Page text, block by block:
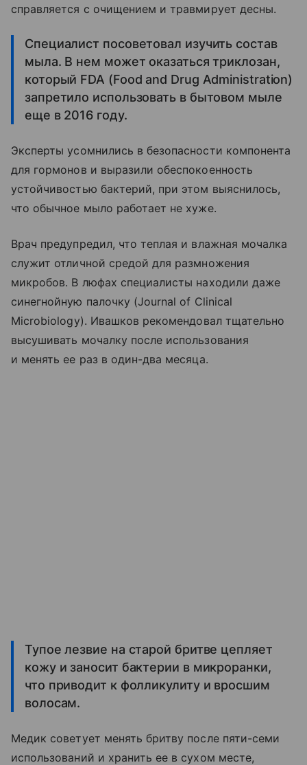
справляется с очищением и травмирует десны.
Специалист посоветовал изучить состав
мыла. В нем может оказаться триклозан,
который FDA (Food and Drug Administration)
запретило использовать в бытовом мыле
еще в 2016 году.
Эксперты усомнились в безопасности компонента
для гормонов и выразили обеспокоенность
устойчивостью бактерий, при этом выяснилось,
что обычное мыло работает не хуже.
Врач предупредил, что теплая и влажная мочалка
служит отличной средой для размножения
микробов. В люфах специалисты находили даже
синегнойную палочку (Journal of Clinical
Microbiology). Ивашков рекомендовал тщательно
высушивать мочалку после использования
и менять ее раз в один-два месяца.
Тупое лезвие на старой бритве цепляет
кожу и заносит бактерии в микроранки,
что приводит к фолликулиту и вросшим
волосам.
Медик советует менять бритву после пяти-семи
использований и хранить ее в сухом месте,